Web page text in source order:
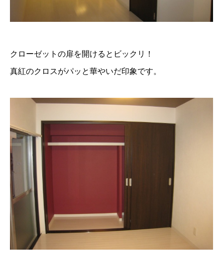
クローゼットの扉を開けるとビックリ！
真紅のクロスがパッと華やいだ印象です。